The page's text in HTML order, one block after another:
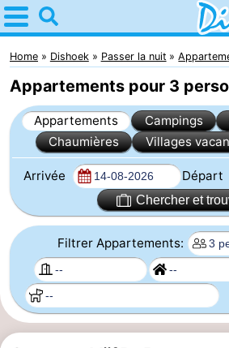
Home
Dishoek
Astuces
Avec
enfants
la
nuit
Appartements
-
Duinhof
Klein
Martina
Home Dishoek Passer la nuit
Appartements pour 3
Appartements Campings
Chaumières
Villages
Arrivée Départ
Chercher et
Filtrer Appartements: